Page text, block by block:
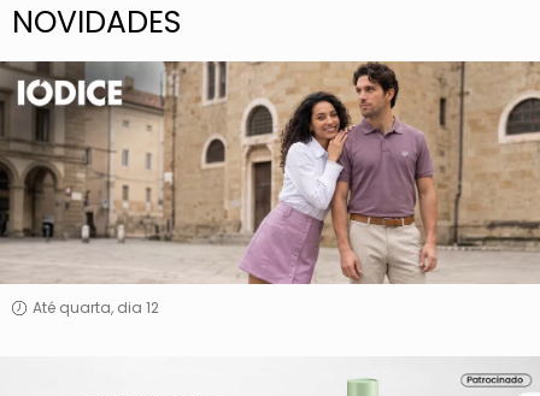
NOVIDADES
Iódice
Até quarta, dia 12